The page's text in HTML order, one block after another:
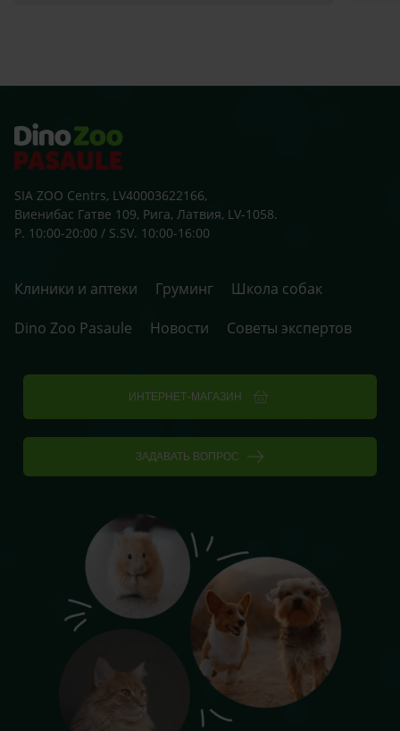
SIA ZOO Centrs, LV40003622166,
Виенибас Гатве 109, Рига, Латвия, LV-1058.
P. 10:00-20:00 / S.SV. 10:00-16:00
Клиники и аптеки Груминг
Школа собак
Dino Zoo Pasaule
Новости Советы экспертов
ИНТЕРНЕТ-МАГАЗИН
ЗАДАВАТЬ ВОПРОС